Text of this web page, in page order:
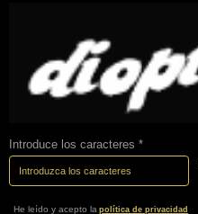
Introduce los caracteres *
He leído y acepto la política de privacidad